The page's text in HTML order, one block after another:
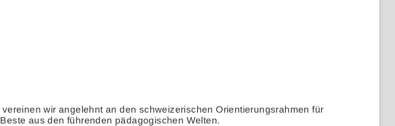
wir angelehnt an den schweizerischen Orientierungsrahmen für
aus den führenden pädagogischen Welten.